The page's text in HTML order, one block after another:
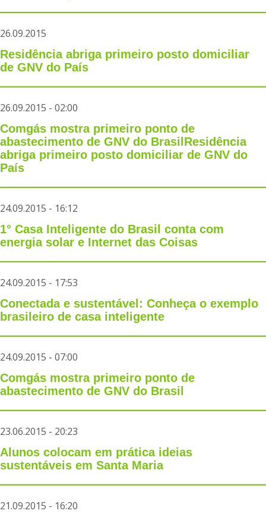
26.09.2015
Residência abriga primeiro posto domiciliar
de GNV do País
26.09.2015 - 02:00
Comgás mostra primeiro ponto de
abastecimento de GNV do BrasilResidência
abriga primeiro posto domiciliar de GNV do
País
24.09.2015 - 16:12
1° Casa Inteligente do Brasil conta com
energia solar e Internet das Coisas
24.09.2015 - 17:53
Conectada e sustentável: Conheça o exemplo
brasileiro de casa inteligente
24.09.2015 - 07:00
Comgás mostra primeiro ponto de
abastecimento de GNV do Brasil
23.06.2015 - 20:23
Alunos colocam em prática ideias
sustentáveis em Santa Maria
21.09.2015 - 16:20